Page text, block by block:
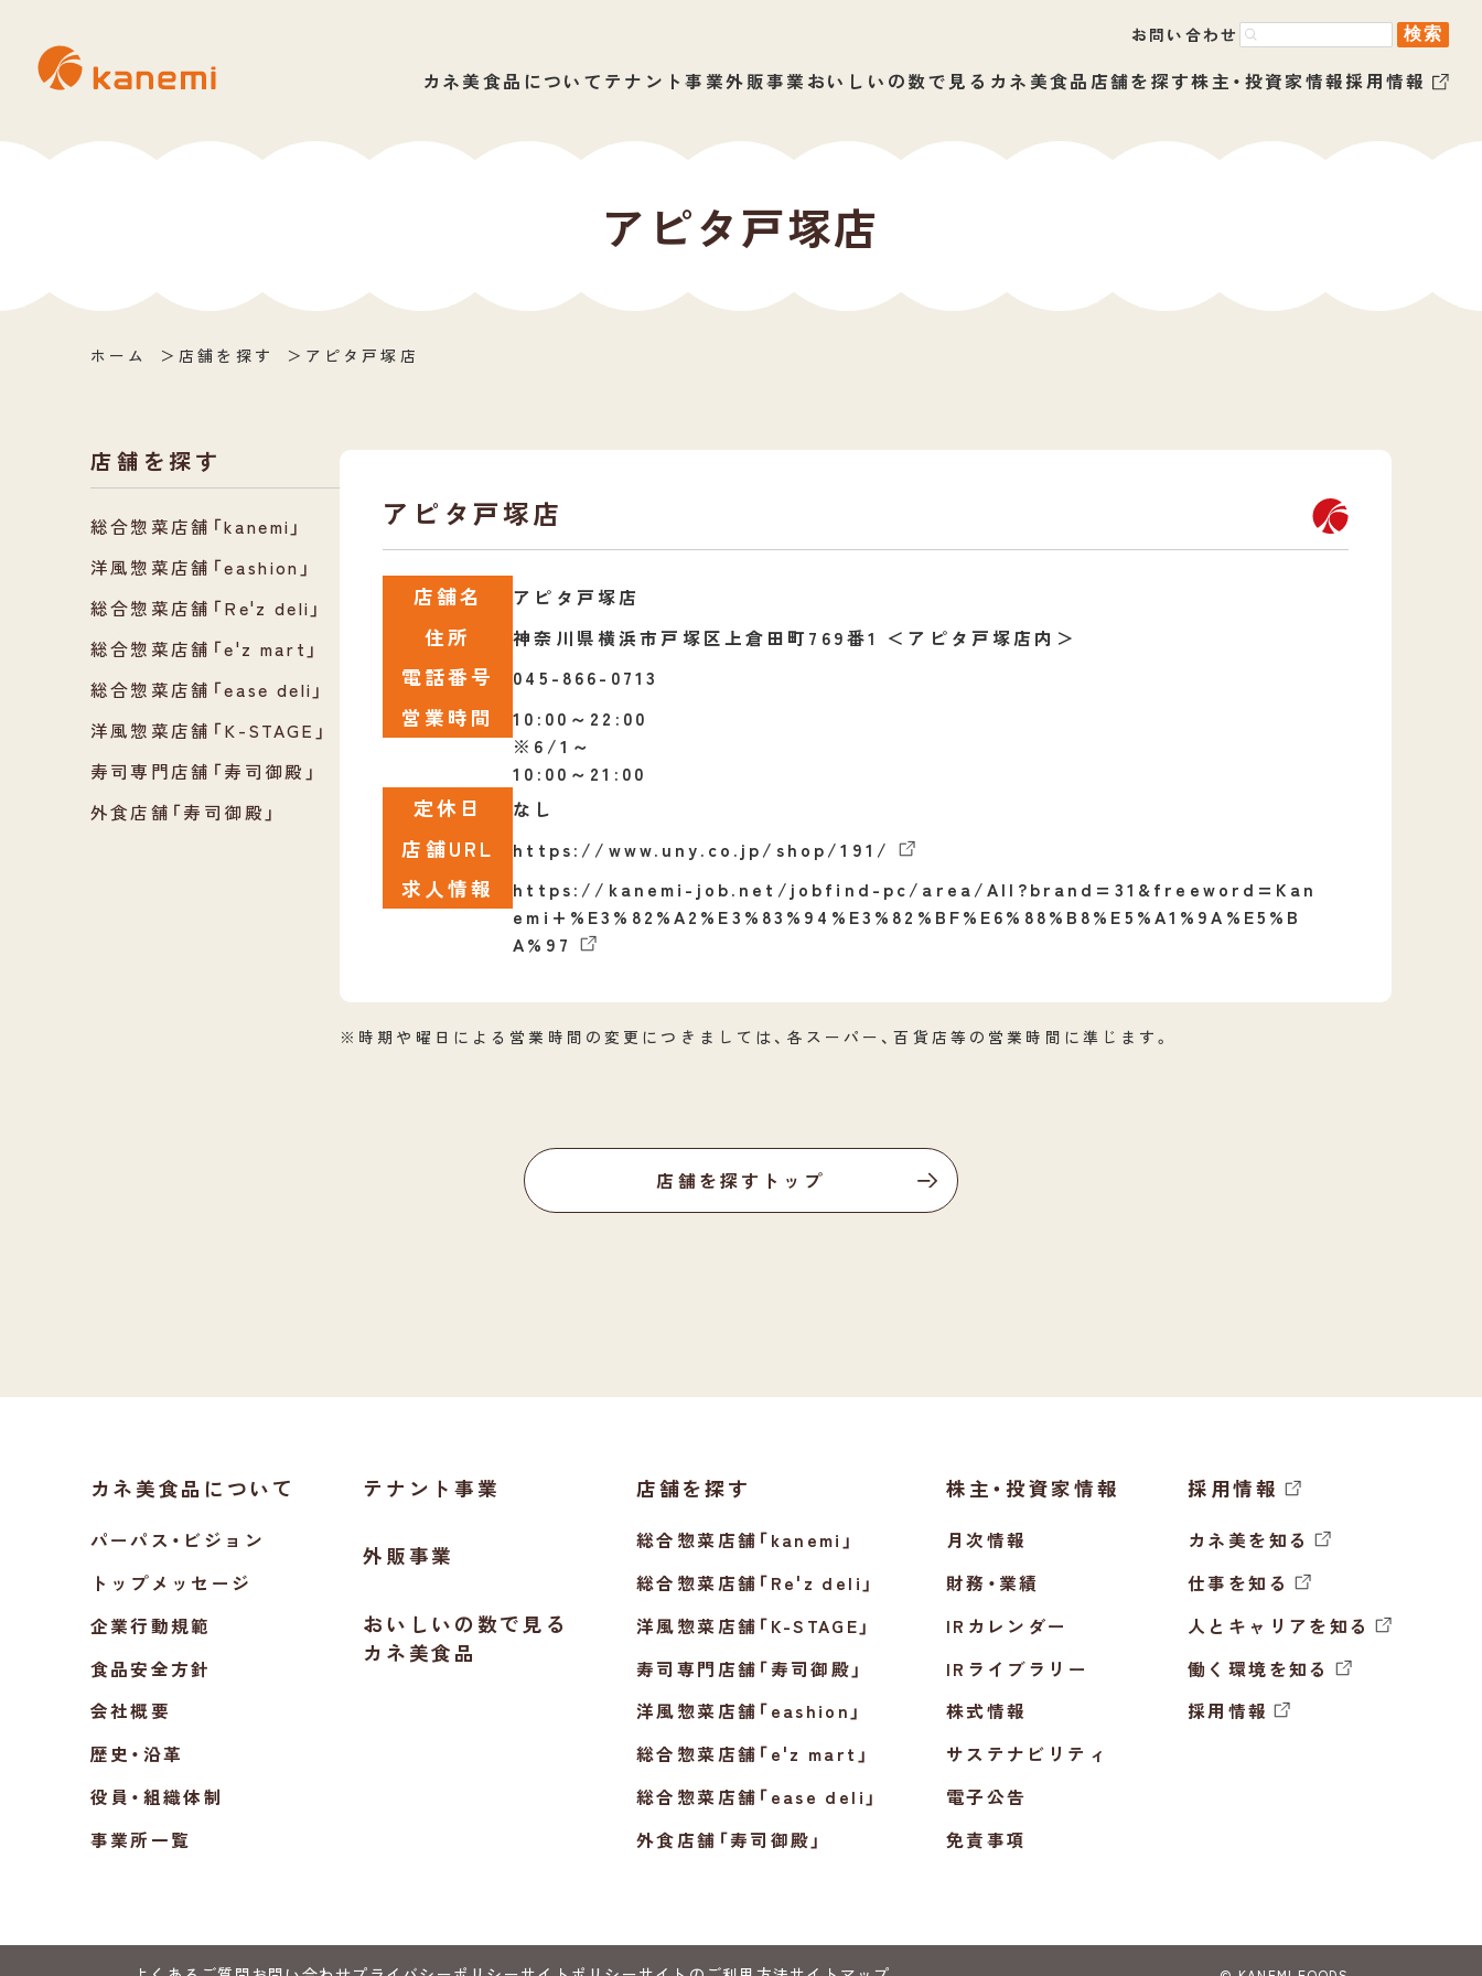
お問い合わせ
カネ美食品について テナント事業外販事業おいしいの数で見るカネ美食品店舗を探す株主・投資家情報採用情報
アピタ戸塚店
ホーム 店舗を探す アピタ戸塚店
店舗を探す
総合惣菜店舗「kanemi」
洋風惣菜店舗「eashion」
総合惣菜店舗「Re'z deli」
総合惣菜店舗「e'z mart」
総合惣菜店舗「ease deli」
洋風惣菜店舗「K-STAGE」
寿司専門店舗「寿司御殿」
外食店舗「寿司御殿」
アピタ戸塚店
店舗名 アピタ戸塚店
住所 神奈川県横浜市戸塚区上倉田町769番1 ＜アピタ戸塚店内＞
電話番号 045-866-0713
営業時間
10:00～22:00
※6/1～
10:00～21:00
定休日 なし
店舗URL https://www.uny.co.jp/shop/191/
求人情報
https://kanemi-job.net/jobfind-pc/area/All?brand=31&freeword=Kan
emi+%E3%82%A2%E3%83%94%E3%82%BF%E6%88%B8%E5%A1%9A%E5%B
A%97
※時期や曜日による営業時間の変更につきましては、各スーパー、百貨店等の営業時間に準じます。
店舗を探すトップ
カネ美食品について
パーパス・ビジョン
トップメッセージ
企業行動規範
食品安全方針
会社概要
歴史・沿革
役員・組織体制
事業所一覧
テナント事業
外販事業
おいしいの数で見る
カネ美食品
店舗を探す
総合惣菜店舗「kanemi」
総合惣菜店舗「Re'z deli」
洋風惣菜店舗「K-STAGE」
寿司専門店舗「寿司御殿」
洋風惣菜店舗「eashion」
総合惣菜店舗「e'z mart」
総合惣菜店舗「ease deli」
外食店舗「寿司御殿」
株主・投資家情報
月次情報
財務・業績
IRカレンダー
IRライブラリー
株式情報
サステナビリティ
電子公告
免責事項
採用情報
カネ美を知る
仕事を知る
人とキャリアを知る
働く環境を知る
採用情報